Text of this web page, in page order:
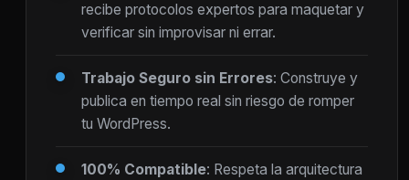
recibe protocolos expertos para maquetar y
verificar sin improvisar ni errar.
Trabajo Seguro sin Errores: Construye y
publica en tiempo real sin riesgo de romper
tu WordPress.
100% Compatible: Respeta la arquitectura